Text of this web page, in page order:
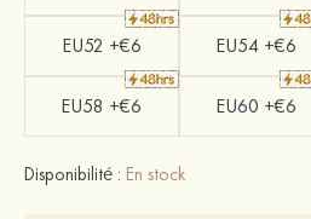
EU52 +€6 EU54 +€6
EU58 +€6 EU60 +€6
Disponibilité : En stock